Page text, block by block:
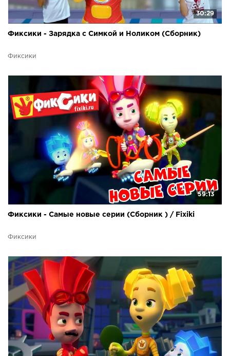
30:29
Фиксики - Зарядка с Симкой и Ноликом (Сборник)
Фиксики
59:13
Фиксики - Самые новые серии (Сборник ) / Fixiki
Фиксики